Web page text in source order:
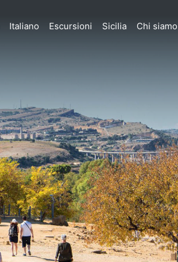
Italiano Escursioni Sicilia Chi siamo